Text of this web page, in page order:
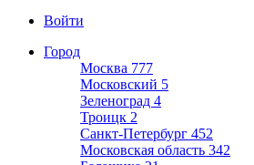
Войти
Город
Москва 777
Московский 5
Зеленоград 4
Троицк 2
Санкт-Петербург 452
Московская область 342